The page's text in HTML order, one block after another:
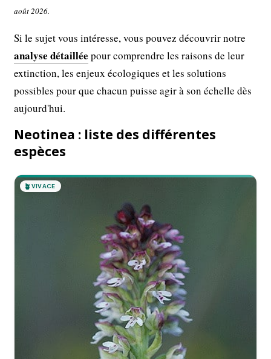
août 2026.
Si le sujet vous intéresse, vous pouvez découvrir notre
analyse détaillée pour comprendre les raisons de leur
extinction, les enjeux écologiques et les solutions
possibles pour que chacun puisse agir à son échelle dès
aujourd'hui.
Neotinea : liste des différentes
espèces
🪴 VIVACE